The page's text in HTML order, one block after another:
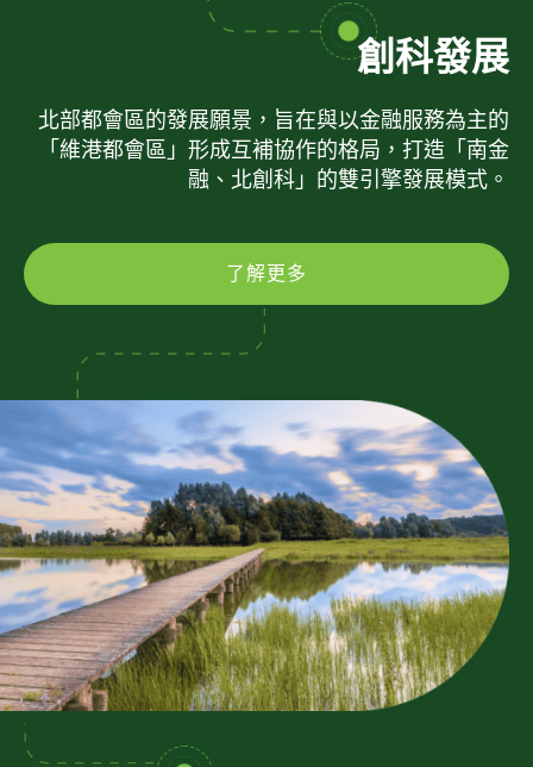
創科發展
北部都會區的發展願景，旨在與以金融服務為主的
「維港都會區」形成互補協作的格局，打造「南金
融、北創科」的雙引擎發展模式。
了解更多